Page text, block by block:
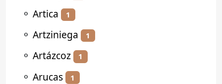
⚬ Artica 1
⚬ Artziniega 1
⚬ Artázcoz 1
⚬ Arucas 1